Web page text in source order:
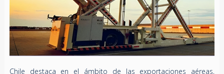
Chile destaca en el ámbito de las exportaciones aéreas,